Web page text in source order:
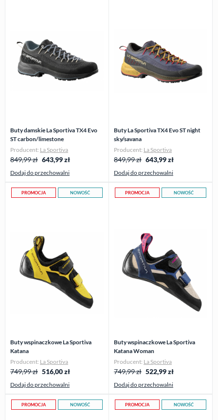
Buty damskie La Sportiva TX4 Evo
ST carbon/limestone
Producent: La Sportiva
849,99 zł 643,99zł
Dodaj do przechowalni
Buty La Sportiva TX4 Evo ST night
sky/savana
Producent: La Sportiva
849,99 zł 643,99zł
Dodaj do przechowalni
PROMOCJA NOWOŚĆ
Buty wspinaczkowe La Sportiva
Katana
Producent: La Sportiva
749,99 zł 516,00zł
Dodaj do przechowalni
PROMOCJA NOWOŚĆ
Buty wspinaczkowe La Sportiva
Katana Woman
Producent: La Sportiva
749,99 zł 522,99zł
Dodaj do przechowalni
PROMOCJA NOWOŚĆ PROMOCJA NOWOŚĆ